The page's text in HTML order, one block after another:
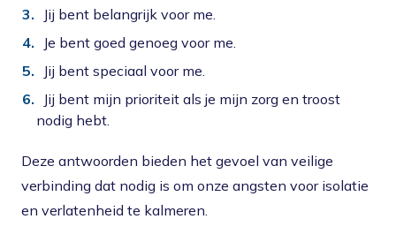
Jij bent belangrijk voor me.
Je bent goed genoeg voor me.
Jij bent speciaal voor me.
Jij bent mijn prioriteit als je mijn zorg en troost
nodig hebt.
Deze antwoorden bieden het gevoel van veilige
verbinding dat nodig is om onze angsten voor isolatie
en verlatenheid te kalmeren.